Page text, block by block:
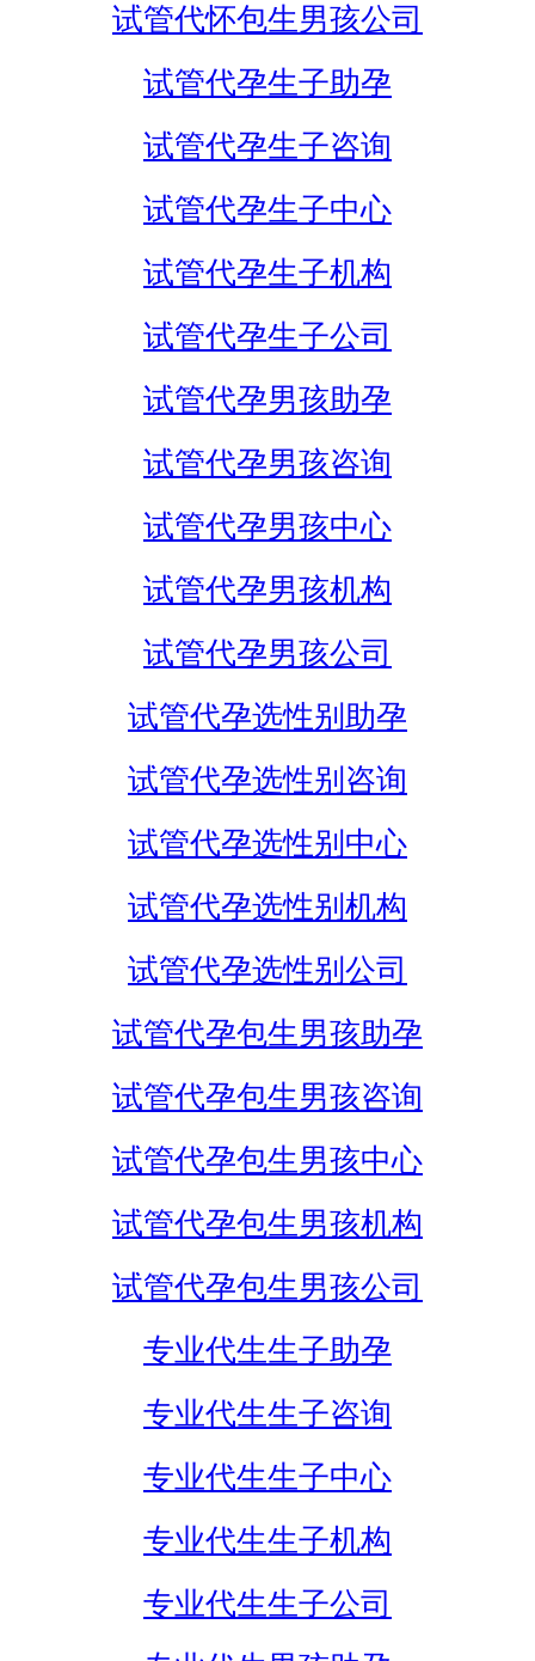
试管代怀包生男孩公司
试管代孕生子助孕
试管代孕生子咨询
试管代孕生子中心
试管代孕生子机构
试管代孕生子公司
试管代孕男孩助孕
试管代孕男孩咨询
试管代孕男孩中心
试管代孕男孩机构
试管代孕男孩公司
试管代孕选性别助孕
试管代孕选性别咨询
试管代孕选性别中心
试管代孕选性别机构
试管代孕选性别公司
试管代孕包生男孩助孕
试管代孕包生男孩咨询
试管代孕包生男孩中心
试管代孕包生男孩机构
试管代孕包生男孩公司
专业代生生子助孕
专业代生生子咨询
专业代生生子中心
专业代生生子机构
专业代生生子公司